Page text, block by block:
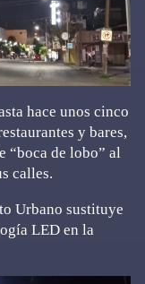
hace unos cinco
y bares,
“boca de lobo” al
calles.
Urbano sustituye
LED en la